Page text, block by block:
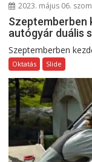
2023. május 06.
Szeptemberben
autógyár duális
Szeptemberben
Oktatás Slide